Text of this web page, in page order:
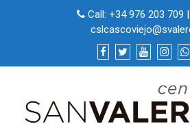
Call: +34 976 203 709 |